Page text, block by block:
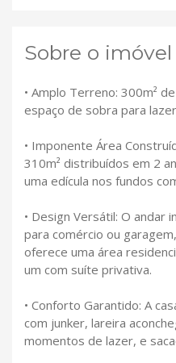
Sobre o imóvel
• Amplo Terreno: 300m²
espaço de sobra para
• Imponente Área
310m² distribuídos em 2
uma edícula nos fundos
• Design Versátil: O andar
para comércio ou
oferece uma área
um com suíte privativa.
• Conforto Garantido: A
com junker, lareira
momentos de lazer, e